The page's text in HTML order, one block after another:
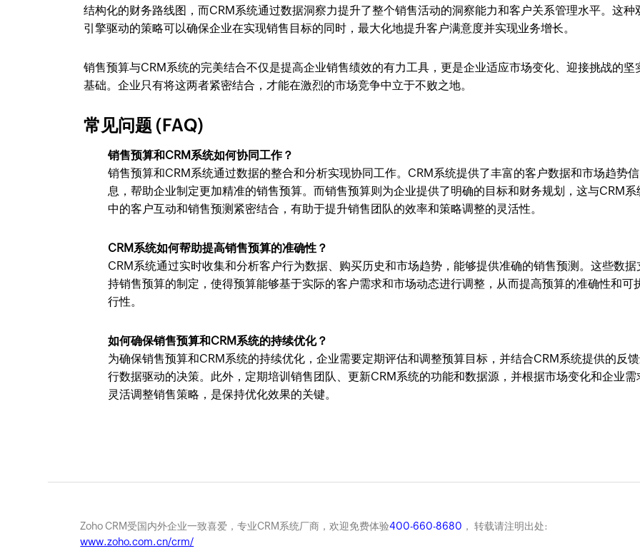
结构化的财务路线图，而CRM系统通过数据洞察力提升了整个销售活动的洞察能力和客户关系管理水平。这种
引擎驱动的策略可以确保企业在实现销售目标的同时，最大化地提升客户满意度并实现业务增长。
销售预算与CRM系统的完美结合不仅是提高企业销售绩效的有力工具，更是企业适应市场变化、迎接挑战的坚
基础。企业只有将这两者紧密结合，才能在激烈的市场竞争中立于不败之地。
常见问题 (FAQ)
销售预算和CRM系统如何协同工作？
销售预算和CRM系统通过数据的整合和分析实现协同工作。CRM系统提供了丰富的客户数据和市场趋势信
息，帮助企业制定更加精准的销售预算。而销售预算则为企业提供了明确的目标和财务规划，这与CRM系
中的客户互动和销售预测紧密结合，有助于提升销售团队的效率和策略调整的灵活性。
CRM系统如何帮助提高销售预算的准确性？
CRM系统通过实时收集和分析客户行为数据、购买历史和市场趋势，能够提供准确的销售预测。这些数据
持销售预算的制定，使得预算能够基于实际的客户需求和市场动态进行调整，从而提高预算的准确性和可
行性。
如何确保销售预算和CRM系统的持续优化？
为确保销售预算和CRM系统的持续优化，企业需要定期评估和调整预算目标，并结合CRM系统提供的反
行数据驱动的决策。此外，定期培训销售团队、更新CRM系统的功能和数据源，并根据市场变化和企业需
灵活调整销售策略，是保持优化效果的关键。
Zoho CRM受国内外企业一致喜爱，专业CRM系统厂商，欢迎免费体验400-660-8680 ， 转载请注明出处:
www.zoho.com.cn/crm/